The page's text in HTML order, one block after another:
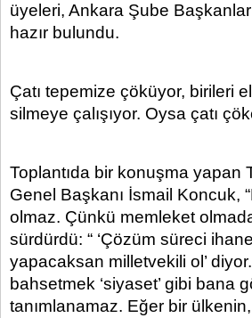
üyeleri, Ankara Şube
hazır bulundu.
Çatı tepemize çöküyor, birileri
silmeye çalışıyor. Oysa çatı
Toplantıda bir konuşma
Genel Başkanı İsmail Koncuk,
olmaz. Çünkü memleket
sürdürdü: “ ‘Çözüm süreci
yapacaksan milletvekili ol’
bahsetmek ‘siyaset’ gibi bana
tanımlanamaz. Eğer bir